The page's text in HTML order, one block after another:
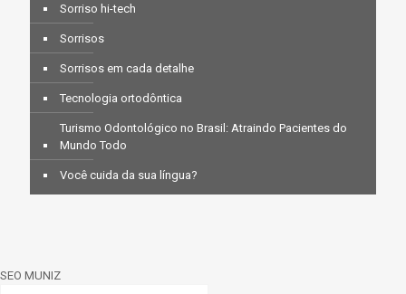
Sorriso hi-tech
Sorrisos
Sorrisos em cada detalhe
Tecnologia ortodôntica
Turismo Odontológico no Brasil: Atraindo Pacientes do
Mundo Todo
Você cuida da sua língua?
SEO MUNIZ